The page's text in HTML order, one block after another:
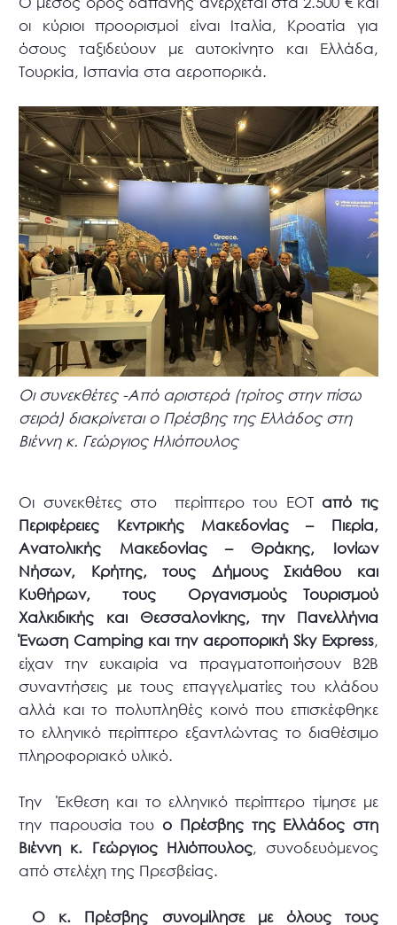
οι κύριοι προορισμοί είναι Ιταλία, Κροατία για
όσους ταξιδεύουν με αυτοκίνητο και Ελλάδα,
Τουρκία, Ισπανία στα αεροπορικά.
Οι συνεκθέτες -Από αριστερά (τρίτος στην πίσω
σειρά) διακρίνεται ο Πρέσβης της Ελλάδος στη
Βιέννη κ. Γεώργιος Ηλιόπουλος
Οι συνεκθέτες στο περίπτερο του ΕΟΤ από τις
Περιφέρειες Κεντρικής Μακεδονίας – Πιερία,
Ανατολικής Μακεδονίας – Θράκης, Ιονίων
Νήσων, Κρήτης, τους Δήμους Σκιάθου και
Κυθήρων, τους Οργανισμούς Τουρισμού
Χαλκιδικής και Θεσσαλονίκης, την Πανελλήνια
Ένωση Camping και την αεροπορική Sky Express,
είχαν την ευκαιρία να πραγματοποιήσουν B2B
συναντήσεις με τους επαγγελματίες του κλάδου
αλλά και το πολυπληθές κοινό που επισκέφθηκε
το ελληνικό περίπτερο εξαντλώντας το διαθέσιμο
πληροφοριακό υλικό.
Την Έκθεση και το ελληνικό περίπτερο τίμησε με
την παρουσία τουο Πρέσβης της Ελλάδος στη
Βιέννη κ. Γεώργιος Ηλιόπουλος, συνοδευόμενος
από στελέχη της Πρεσβείας.
Ο κ. Πρέσβης συνομίλησε με όλους τους